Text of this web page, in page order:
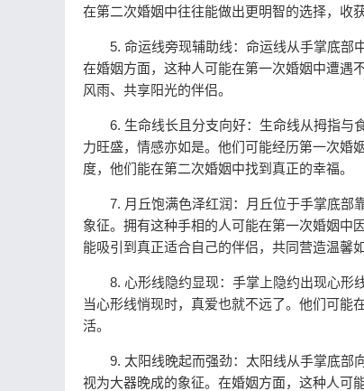
在第二次婚姻中往往能做出更明智的选择，收获
5. 命运线旁现辅助线：命运线从手掌底部中
在婚姻方面，这种人可能在第一次婚姻中遭遇
风雨、共享阳光的伴侣。
6. 生命线长且分支向好：生命线从拇指与
力旺盛，情感亦如是。他们可能经历第一次婚
度，他们能在第二次婚姻中找到真正的幸福。
7. 月丘饱满色泽红润：月丘位于手掌底部靠
象征。拥有这种手相的人可能在第一次婚姻中
能吸引到真正适合自己的伴侣，共同营造温馨
8. 心形线隐约显现：手掌上隐约出现心形线
当心形线悄现时，真爱也就不远了。他们可能
活。
9. 太阳线晚起而强劲：太阳线从手掌底部向
视为大器晚成的象征。在婚姻方面，这种人可